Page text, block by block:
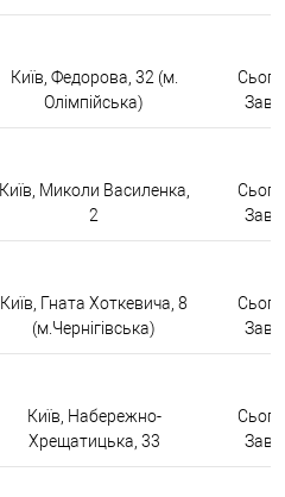
Київ, Федорова, 32 (м.
Олімпійська)
Київ, Миколи Василенка,
2
Київ, Гната Хоткевича, 8
(м.Чернігівська)
Київ, Набережно-
Хрещатицька, 33